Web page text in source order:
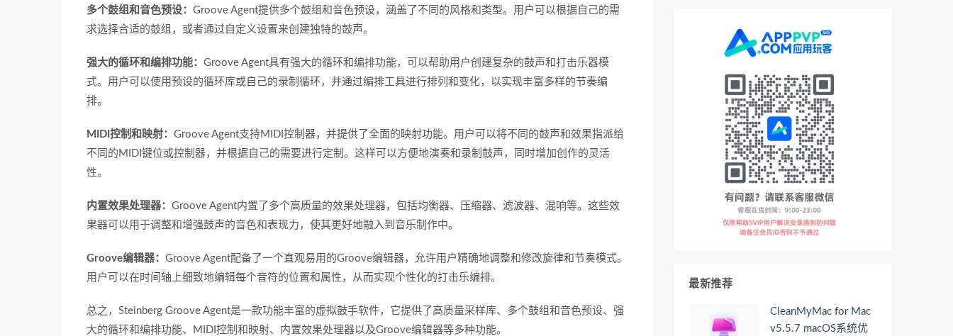
多个鼓组和音色预设： Groove Agent提供多个鼓组和音色预设，涵盖了不同的风格和类型。用户可以根据自己的需
求选择合适的鼓组，或者通过自定义设置来创建独特的鼓声。
强大的循环和编排功能： Groove Agent具有强大的循环和编排功能，可以帮助用户创建复杂的鼓声和打击乐器模
式。用户可以使用预设的循环库或自己的录制循环，并通过编排工具进行排列和变化，以实现丰富多样的节奏编
排。
MIDI控制和映射： Groove Agent支持MIDI控制器，并提供了全面的映射功能。用户可以将不同的鼓声和效果指派给
不同的MIDI键位或控制器，并根据自己的需要进行定制。这样可以方便地演奏和录制鼓声，同时增加创作的灵活
性。
内置效果处理器： Groove Agent内置了多个高质量的效果处理器，包括均衡器、压缩器、滤波器、混响等。这些效
果器可以用于调整和增强鼓声的音色和表现力，使其更好地融入到音乐制作中。
Groove编辑器： Groove Agent配备了一个直观易用的Groove编辑器，允许用户精确地调整和修改旋律和节奏模式。
用户可以在时间轴上细致地编辑每个音符的位置和属性，从而实现个性化的打击乐编排。
总之，Steinberg Groove Agent是一款功能丰富的虚拟鼓手软件，它提供了高质量采样库、多个鼓组和音色预设、强
大的循环和编排功能、MIDI控制和映射、内置效果处理器以及Groove编辑器等多种功能。
最新推荐
CleanMyMac for Mac
v5.5.7 macOS系统优